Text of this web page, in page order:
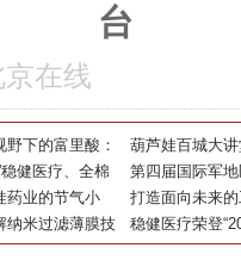
台
在线
野下的富里酸：
到免疫调节的多
葫芦娃百城大
站：支原体肺
儿童科学用药
稳健医疗、全棉
链博会 引领以
健康生活链
第四届国际军
新大会将于10
药业的节气小
用连翘，一起
“饺饺”者
打造面向未来
（桂林）乳胶
能
纳米过滤薄膜技
疗生物降解口罩
稳健医疗荣登
业品牌榜”并获“